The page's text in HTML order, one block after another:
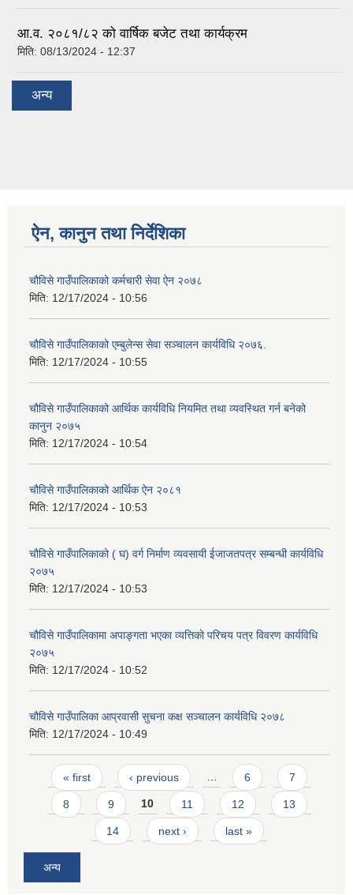
आ.व. २०८१/८२ को वार्षिक बजेट तथा कार्यक्रम
मिति: 08/13/2024 - 12:37
अन्य
ऐन, कानुन तथा निर्देशिका
चौविसे गाउँपालिकाको कर्मचारी स‍ेवा ऐन २०७८
मिति: 12/17/2024 - 10:56
चौविसे गाउँपालिकाको एम्बुल‍ेन्स स‍ेवा सञ्चालन कार्यविधि २०७६.
मिति: 12/17/2024 - 10:55
चौविसे गाउँपालिकाको आर्थिक कार्यविधि नियमित तथा व्यवस्थित गर्न बनेको
कानुन २०७५
मिति: 12/17/2024 - 10:54
चौविसे गाउँपालिकाको आर्थिक ऐन २०८१
मिति: 12/17/2024 - 10:53
चौविसे गाउँपालिकाको ( घ) वर्ग निर्माण व्यवसायी ईजाजतपत्र सम्बन्धी कार्यविधि
२०७५
मिति: 12/17/2024 - 10:53
चौविसे गाउँपालिकामा अपाङ्गता भएका व्यत्तिको परिचय पत्र विवरण कार्यविधि
२०७५
मिति: 12/17/2024 - 10:52
चौविसे गाउँपालिका आप्रवासी सुचना कक्ष सञ्चालन कार्यविधि २०७८
मिति: 12/17/2024 - 10:49
Pages
« first ‹ previous … 6 7
8 9 10 11 12 13
14 next › last »
अन्य